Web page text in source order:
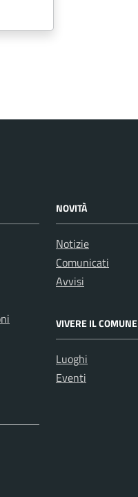
NOVITÀ
Notizie
Comunicati
Avvisi
VIVERE IL COMUNE
Luoghi
Eventi